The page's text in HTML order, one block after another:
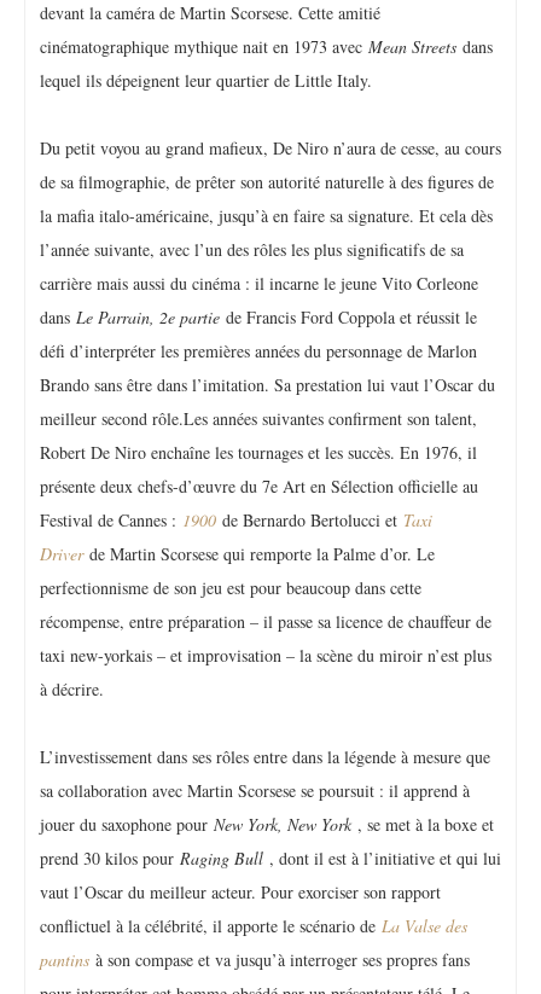
devant la caméra de Martin Scorsese. Cette amitié
cinématographique mythique nait en 1973 avec Mean Streets dans
lequel ils dépeignent leur quartier de Little Italy.
Du petit voyou au grand mafieux, De Niro n’aura de cesse, au cours
de sa filmographie, de prêter son autorité naturelle à des figures de
la mafia italo-américaine, jusqu’à en faire sa signature. Et cela dès
l’année suivante, avec l’un des rôles les plus significatifs de sa
carrière mais aussi du cinéma : il incarne le jeune Vito Corleone
dans Le Parrain, 2e partie de Francis Ford Coppola et réussit le
défi d’interpréter les premières années du personnage de Marlon
Brando sans être dans l’imitation. Sa prestation lui vaut l’Oscar du
meilleur second rôle.Les années suivantes confirment son talent,
Robert De Niro enchaîne les tournages et les succès. En 1976, il
présente deux chefs-d’œuvre du 7e Art en Sélection officielle au
Festival de Cannes : 1900 de Bernardo Bertolucci et Taxi
Driverde Martin Scorsese qui remporte la Palme d’or. Le
perfectionnisme de son jeu est pour beaucoup dans cette
récompense, entre préparation – il passe sa licence de chauffeur de
taxi new-yorkais – et improvisation – la scène du miroir n’est plus
à décrire.
L’investissement dans ses rôles entre dans la légende à mesure que
sa collaboration avec Martin Scorsese se poursuit : il apprend à
jouer du saxophone pour New York, New York , se met à la boxe et
prend 30 kilos pour Raging Bull , dont il est à l’initiative et qui lui
vaut l’Oscar du meilleur acteur. Pour exorciser son rapport
conflictuel à la célébrité, il apporte le scénario de La Valse des
pantins à son compase et va jusqu’à interroger ses propres fans